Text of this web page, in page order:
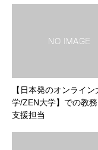
【日本発のオンライン
学/ZEN大学】での教
支援担当